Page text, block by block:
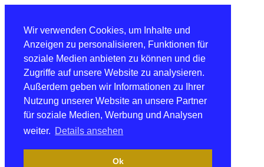
Wir verwenden Cookies, um Inhalte und
Anzeigen zu personalisieren, Funktionen für
soziale Medien anbieten zu können und die
Zugriffe auf unsere Website zu analysieren.
Außerdem geben wir Informationen zu Ihrer
Nutzung unserer Website an unsere Partner
für soziale Medien, Werbung und Analysen
weiter. Details ansehen
Ok